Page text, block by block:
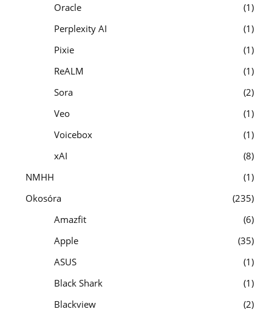
Oracle
1
Perplexity AI
1
Pixie
1
ReALM
1
Sora
2
Veo
1
Voicebox
1
xAI
8
NMHH
1
Okosóra
235
Amazfit
6
Apple
35
ASUS
1
Black Shark
1
Blackview
2